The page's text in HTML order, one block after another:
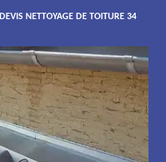
DEVIS NETTOYAGE DE TOITURE 34